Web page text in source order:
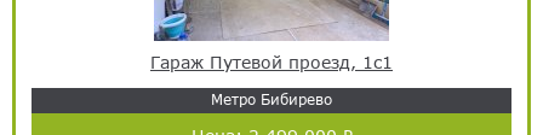
Гараж Путевой проезд, 1с1
Метро Бибирево